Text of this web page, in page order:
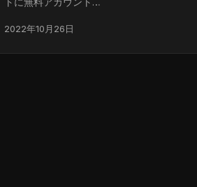
2022年10月26日